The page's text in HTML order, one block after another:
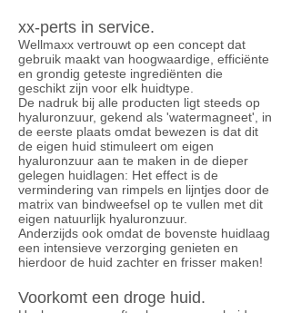
xx-perts in service.
Wellmaxx vertrouwt op een concept dat
gebruik maakt van hoogwaardige, efficiënte
en grondig geteste ingrediënten die
geschikt zijn voor elk huidtype.
De nadruk bij alle producten ligt steeds op
hyaluronzuur, gekend als 'watermagneet', in
de eerste plaats omdat bewezen is dat dit
de eigen huid stimuleert om eigen
hyaluronzuur aan te maken in de dieper
gelegen huidlagen: Het effect is de
vermindering van rimpels en lijntjes door de
matrix van bindweefsel op te vullen met dit
eigen natuurlijk hyaluronzuur.
Anderzijds ook omdat de bovenste huidlaag
een intensieve verzorging genieten en
hierdoor de huid zachter en frisser maken!
Voorkomt een droge huid.